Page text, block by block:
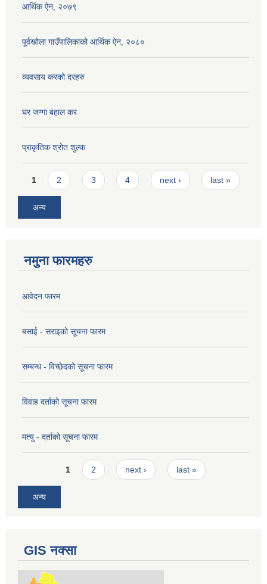
आर्थिक ऐन, २०७९
पूर्वखोला गाउँपालिकाको आर्थिक ऐन, २०८०
व्यवसाय करको दरहरु
घर जग्गा बहाल कर
प्राकृतिक श्रोत शुल्क
Pages
1 2 3 4 next › last »
अन्य
नमुना फारमहरु
आवेदन फारम
बसाई - सराइको सूचना फारम
सम्बन्ध - विच्छेदको सूचना फारम
विवाह दर्ताको सूचना फारम
मत्यु - दर्ताको सूचना फारम
Pages1 2 next › last »
अन्य
GIS नक्सा